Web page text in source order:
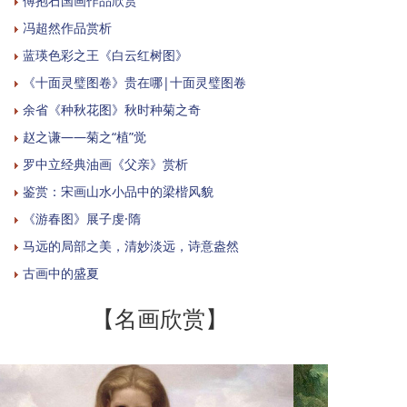
冯超然作品赏析
蓝瑛色彩之王《白云红树图》
《十面灵璧图卷》贵在哪|十面灵璧图卷
余省《种秋花图》秋时种菊之奇
赵之谦——菊之“植”觉
罗中立经典油画《父亲》赏析
鉴赏：宋画山水小品中的梁楷风貌
《游春图》展子虔·隋
马远的局部之美，清妙淡远，诗意盎然
古画中的盛夏
【名画欣赏】